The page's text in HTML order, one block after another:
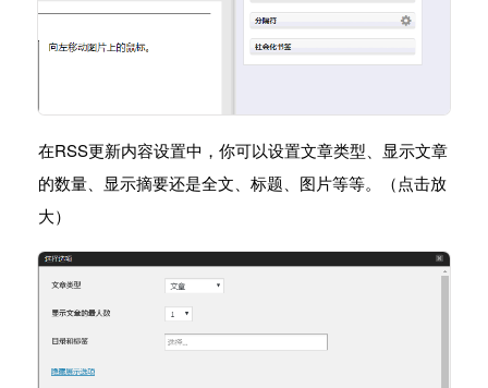
在RSS更新内容设置中，你可以设置文章类型、显示文章
的数量、显示摘要还是全文、标题、图片等等。（点击放
大）